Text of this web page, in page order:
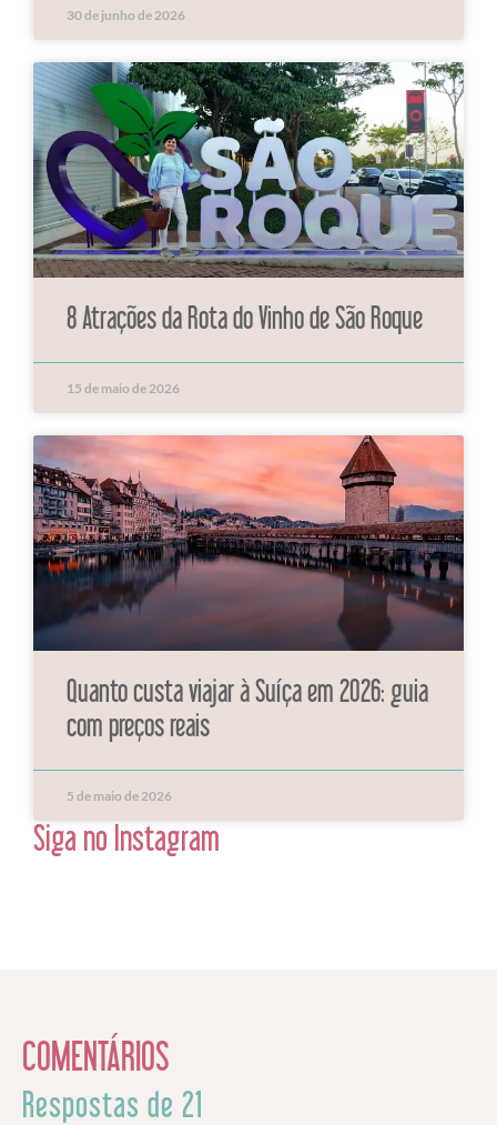
30 de junho de 2026
8 Atrações da Rota do Vinho de São Roque
15 de maio de 2026
Quanto custa viajar à Suíça em 2026: guia
com preços reais
5 de maio de 2026
Siga no Instagram
COMENTÁRIOS
Respostas de 21